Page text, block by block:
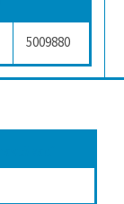
5009880